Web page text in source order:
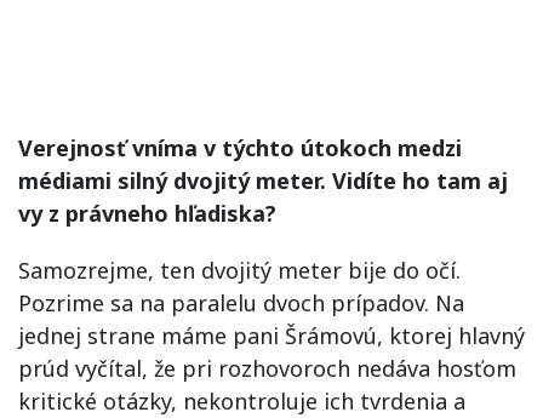
Verejnosť vníma v týchto útokoch medzi
médiami silný dvojitý meter. Vidíte ho tam aj
vy z právneho hľadiska?
Samozrejme, ten dvojitý meter bije do očí.
Pozrime sa na paralelu dvoch prípadov. Na
jednej strane máme pani Šrámovú, ktorej hlavný
prúd vyčítal, že pri rozhovoroch nedáva hosťom
kritické otázky, nekontroluje ich tvrdenia a